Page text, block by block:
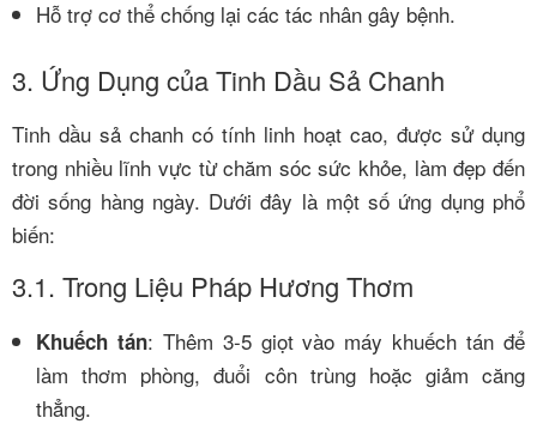
Hỗ trợ cơ thể chống lại các tác nhân gây bệnh.
3. Ứng Dụng của Tinh Dầu Sả Chanh
Tinh dầu sả chanh có tính linh hoạt cao, được sử dụng
trong nhiều lĩnh vực từ chăm sóc sức khỏe, làm đẹp đến
đời sống hàng ngày. Dưới đây là một số ứng dụng phổ
biến:
3.1. Trong Liệu Pháp Hương Thơm
Khuếch tán: Thêm 3-5 giọt vào máy khuếch tán để
làm thơm phòng, đuổi côn trùng hoặc giảm căng
thẳng.